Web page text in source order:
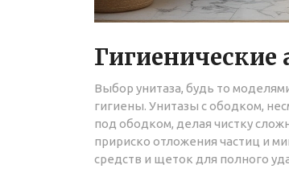
Гигиенические
Выбор унитаза, будь то
гигиены. Унитазы с ободком,
под ободком, делая чистку
пририско отложения частиц и
средств и щеток для полного